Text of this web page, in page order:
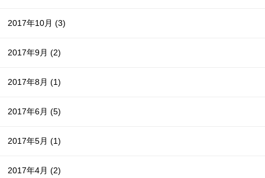
2017年10月(3)
2017年9月(2)
2017年8月(1)
2017年6月(5)
2017年5月(1)
2017年4月(2)